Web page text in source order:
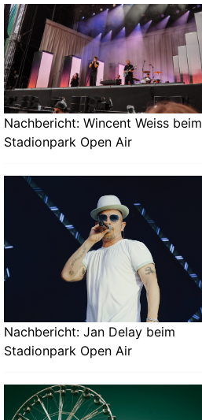
Nachbericht: Wincent Weiss beim
Stadionpark Open Air
Nachbericht: Jan Delay beim
Stadionpark Open Air